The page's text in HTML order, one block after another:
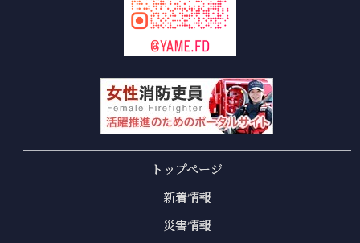
トップページ
新着情報
災害情報